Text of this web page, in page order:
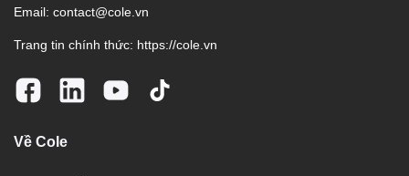
Email: contact@cole.vn
Trang tin chính thức: https://cole.vn
Về Cole